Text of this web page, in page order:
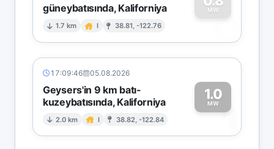
güneybatısında, Kaliforniya
1.7 km I 38.81, -122.76
MW
0
17:09:46 05.08.2026
Geysers'in 9 km batı-
kuzeybatısında, Kaliforniya
2.0 km I 38.82, -122.84
1.0
MW1